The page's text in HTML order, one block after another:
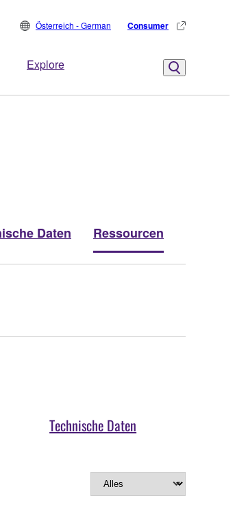
Explore
Österreich - German Consumer
Daten Ressourcen
Technische Daten